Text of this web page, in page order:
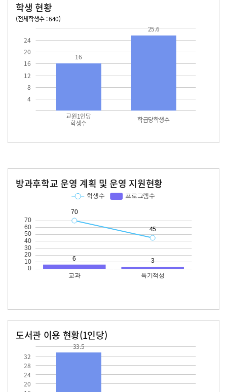
학생 현황
(전체학생수 : 640)
4
8
12
16
20
24
교원1인당
학생수 학급당학생수
16
25.6
방과후학교 운영 계획 및 운영 지원현황
도서관 이용 현황(1인당)
20
24
28
32
33.5